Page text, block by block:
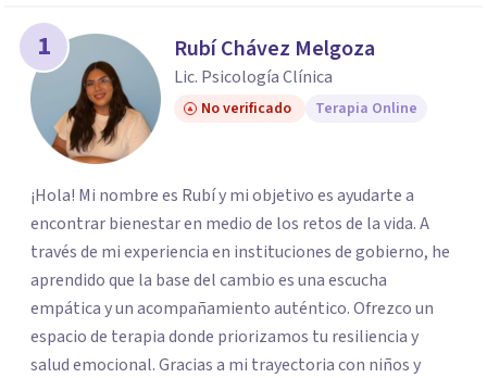
los profesionales que más se ajustan a tus
necesidades.
Responder cuestionario
1 Rubí Chávez Melgoza
Lic. Psicología Clínica
No verificado Terapia Online
¡Hola! Mi nombre es Rubí y mi objetivo es ayudarte a
encontrar bienestar en medio de los retos de la vida. A
través de mi experiencia en instituciones de gobierno, he
aprendido que la base del cambio es una escucha
empática y un acompañamiento auténtico. ​Ofrezco un
espacio de terapia donde priorizamos tu resiliencia y
salud emocional. Gracias a mi trayectoria con niños y